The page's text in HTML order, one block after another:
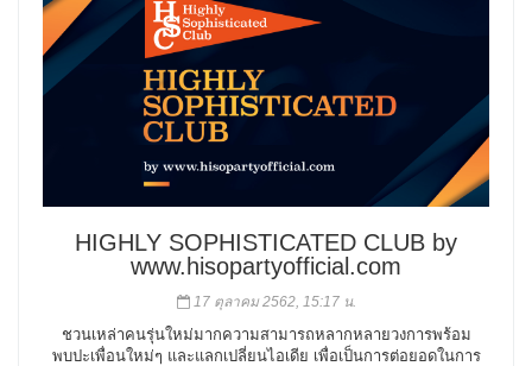
HIGHLY SOPHISTICATED CLUB by
www.hisopartyofficial.com
17 ตุลาคม 2562, 15:17 น.
ชวนเหล่าคนรุ่นใหม่มากความสามารถหลากหลายวงการพร้อม
พบปะเพื่อนใหม่ๆ และแลกเปลี่ยนไอเดีย เพื่อเป็นการต่อยอดในการ